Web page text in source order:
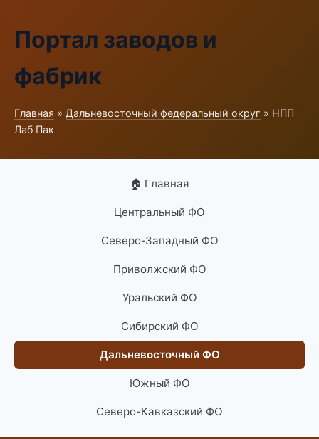
Портал заводов и
фабрик
Главная » Дальневосточный федеральный округ » НПП
Лаб Пак
🏠 Главная
Центральный ФО
Северо-Западный ФО
Приволжский ФО
Уральский ФО
Сибирский ФО
Дальневосточный ФО
Южный ФО
Северо-Кавказский ФО